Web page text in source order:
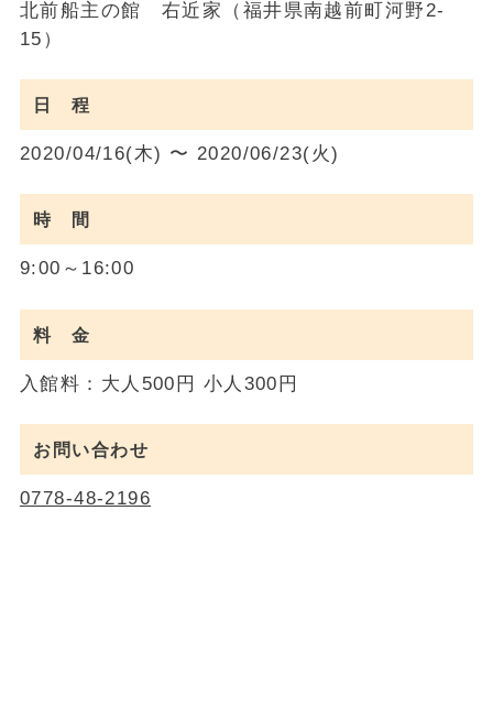
北前船主の館 右近家（福井県南越前町河野2-
15）
日 程
2020/04/16(木) 〜 2020/06/23(火)
時 間
9:00～16:00
料 金
入館料：大人500円 小人300円
お問い合わせ
0778-48-2196